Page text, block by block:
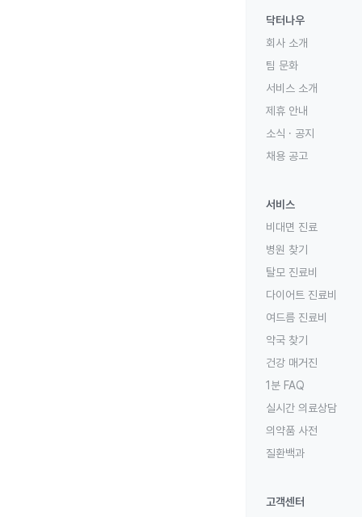
닥터나우
회사 소개
팀 문화
서비스 소개
제휴 안내
소식 · 공지
채용 공고
서비스
비대면 진료
병원 찾기
탈모 진료비
다이어트 진료비
여드름 진료비
약국 찾기
건강 매거진
1분 FAQ
실시간 의료상담
의약품 사전
질환백과
고객센터